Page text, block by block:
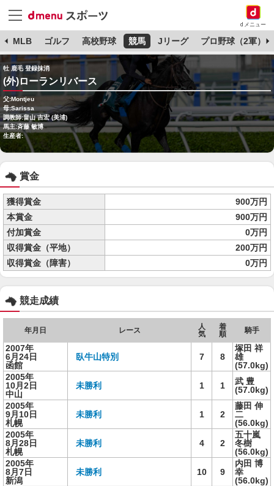
dメニュー
MLB ゴルフ 高校野球 競馬 Jリーグ プロ野球（2軍）
牡 鹿毛 登録抹消
(外)ローランリバース
父:Montjeu
母:Sarissa
調教師:畠山 吉宏 (美浦)
馬主:斉藤 敏博
生産者:
賞金
獲得賞金
900万円
本賞金
900万円
付加賞金
0万円
収得賞金（平地）
200万円
収得賞金（障害）
0万円
競走成績
年月日 レース
人
気
着
順
騎手
2007年
6月24日
函館
臥牛山特別 7 8
塚田 祥
雄
(57.0kg)
2005年
10月2日
中山
未勝利 1 1
武 豊
(57.0kg)
2005年
9月10日
札幌
未勝利 1 2
藤田 伸
二
(56.0kg)
2005年
8月28日
札幌
未勝利 4 2
五十嵐
冬樹
(56.0kg)
2005年
8月7日
新潟
未勝利 10 9
内田 博
幸
(56.0kg)